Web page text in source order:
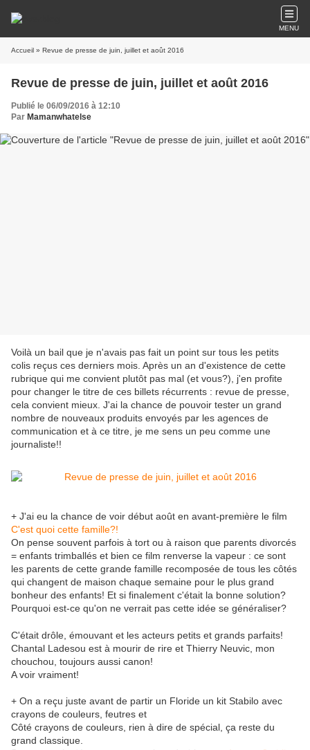
MENU
Accueil » Revue de presse de juin, juillet et août 2016
Revue de presse de juin, juillet et août 2016
Publié le 06/09/2016 à 12:10
Par Mamanwhatelse
Voilà un bail que je n'avais pas fait un point sur tous les petits
colis reçus ces derniers mois. Après un an d'existence de cette
rubrique qui me convient plutôt pas mal (et vous?), j'en profite
pour changer le titre de ces billets récurrents : revue de presse,
cela convient mieux. J'ai la chance de pouvoir tester un grand
nombre de nouveaux produits envoyés par les agences de
communication et à ce titre, je me sens un peu comme une
journaliste!!
+ J'ai eu la chance de voir début août en avant-première le film
C'est quoi cette famille?!
On pense souvent parfois à tort ou à raison que parents divorcés
= enfants trimballés et bien ce film renverse la vapeur : ce sont
les parents de cette grande famille recomposée de tous les côtés
qui changent de maison chaque semaine pour le plus grand
bonheur des enfants! Et si finalement c'était la bonne solution?
Pourquoi est-ce qu'on ne verrait pas cette idée se généraliser?
C'était drôle, émouvant et les acteurs petits et grands parfaits!
Chantal Ladesou est à mourir de rire et Thierry Neuvic, mon
chouchou, toujours aussi canon!
A voir vraiment!
+ On a reçu juste avant de partir un Floride un kit Stabilo avec
crayons de couleurs, feutres et
Côté crayons de couleurs, rien à dire de spécial, ça reste du
grand classique.